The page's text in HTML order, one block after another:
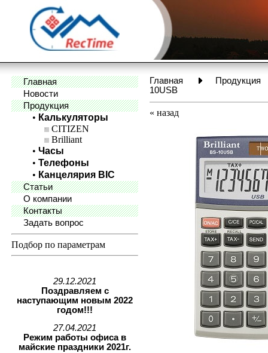
Главная
Новости
Продукция
• Калькуляторы
CITIZEN
Brilliant
• Часы
• Телефоны
• Канцелярия BIC
Статьи
О компании
Контакты
Задать вопрос
Подбор по параметрам
29.12.2021
Поздравляем с
наступающим новым 2022
годом!!!
27.04.2021
Режим работы офиса в
майские праздники 2021г.
Главная
Продукция
10USB
« назад